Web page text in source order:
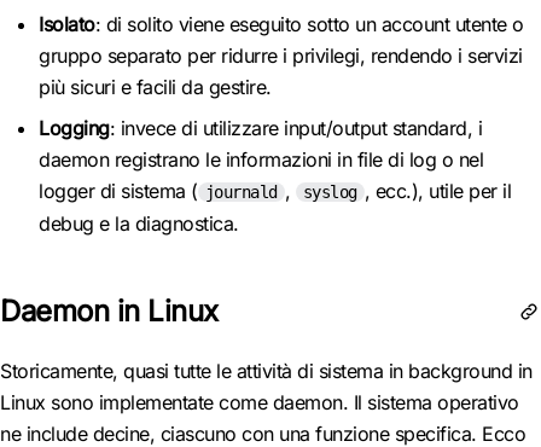
Isolato: di solito viene eseguito sotto un account utente o
gruppo separato per ridurre i privilegi, rendendo i servizi
più sicuri e facili da gestire.
Logging: invece di utilizzare input/output standard, i
daemon registrano le informazioni in file di log o nel
logger di sistema ( journald , syslog , ecc.), utile per il
debug e la diagnostica.
Daemon in Linux
Storicamente, quasi tutte le attività di sistema in background in
Linux sono implementate come daemon. Il sistema operativo
ne include decine, ciascuno con una funzione specifica. Ecco